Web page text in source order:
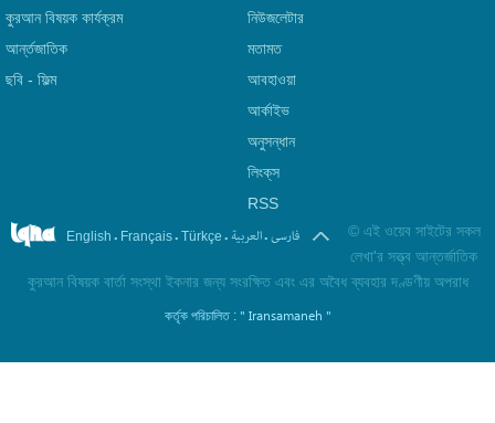
কুরআন বিষয়ক কার্যক্রম
আর্ন্তজাতিক
ছবি‎ - ফিল্ম
নিউজলেটার
মতামত
আবহাওয়া
আর্কাইভ
অনুসন্ধান
লিংক্‌স
RSS
English . Français. Türkçe . العربیة.فارسی © এই ওয়েব সাইটের সকল
লেখা'র সত্ত্ব আন্তর্জাতিক
কুরআন বিষয়ক বার্তা সংস্থা ইকনার জন্য সংরক্ষিত এবং এর অবৈধ ব্যবহার দণ্ডণীয় অপরাধ
কর্তৃক পরিচালিত : " Iransamaneh "